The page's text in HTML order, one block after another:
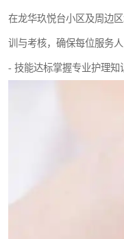
在龙华玖悦台小区及周边
训与考核，确保每位服务人
- 技能达标掌握专业护理知